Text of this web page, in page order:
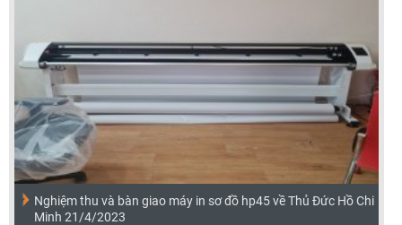
Nghiệm thu và bàn giao máy in sơ đồ hp45 về Thủ Đức Hồ Chi
Minh 21/4/2023